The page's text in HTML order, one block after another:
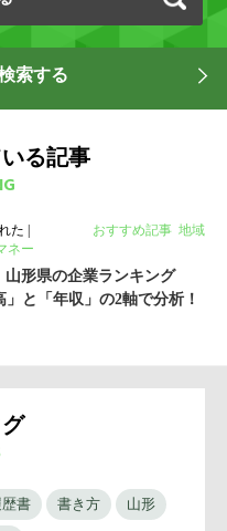
索する
る記事
た おすすめ記事 地域
ネー
山形県の企業ランキング
と「年収」の2軸で分析！
歴書 書き方 山形